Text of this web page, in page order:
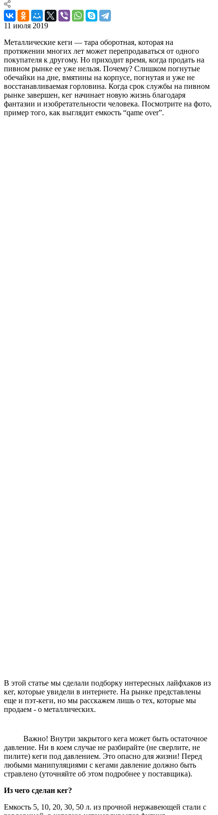
11 июля 2019
Металлические кеги — тара оборотная, которая на
протяжении многих лет может перепродаваться от одного
покупателя к другому. Но приходит время, когда продать на
пивном рынке ее уже нельзя. Почему? Слишком погнутые
обечайки на дне, вмятины на корпусе, погнутая и уже не
восстанавливаемая горловина. Когда срок службы на пивном
рынке завершен, кег начинает новую жизнь благодаря
фантазии и изобретательности человека. Посмотрите на фото,
пример того, как выглядит емкость “qame over”.
В этой статье мы сделали подборку интересных лайфхаков из
кег, которые увидели в интернете. На рынке представлены
еще и пэт-кеги, но мы расскажем лишь о тех, которые мы
продаем - о металлических.
Важно! Внутри закрытого кега может быть остаточное
давление. Ни в коем случае не разбирайте (не сверлите, не
пилите) кеги под давлением. Это опасно для жизни! Перед
любыми манипуляциями с кегами давление должно быть
стравлено (уточняйте об этом подробнее у поставщика).
Из чего сделан кег?
Емкость 5, 10, 20, 30, 50 л. из прочной нержавеющей стали с